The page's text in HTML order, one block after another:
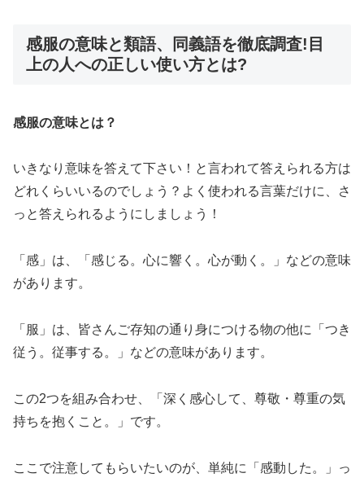
感服の意味と類語、同義語を徹底調査!目
上の人への正しい使い方とは?
感服の意味とは？
いきなり意味を答えて下さい！と言われて答えられる方は
どれくらいいるのでしょう？よく使われる言葉だけに、さ
っと答えられるようにしましょう！
「感」は、「感じる。心に響く。心が動く。」などの意味
があります。
「服」は、皆さんご存知の通り身につける物の他に「つき
従う。従事する。」などの意味があります。
この2つを組み合わせ、「深く感心して、尊敬・尊重の気
持ちを抱くこと。」です。
ここで注意してもらいたいのが、単純に「感動した。」っ